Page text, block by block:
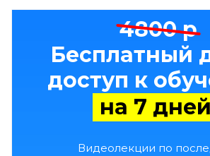
4800 р
Бесплатный
доступ к
на 7
Видеолекции по